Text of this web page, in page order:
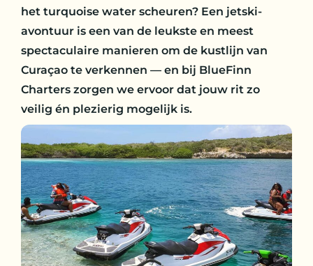
het turquoise water scheuren? Een jetski-
avontuur is een van de leukste en meest
spectaculaire manieren om de kustlijn van
Curaçao te verkennen — en bij BlueFinn
Charters zorgen we ervoor dat jouw rit zo
veilig én plezierig mogelijk is.